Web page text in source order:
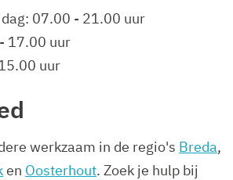
07.00 - 21.00 uur
17.00 uur
uur
werkzaam in de regio's Breda,
en Oosterhout. Zoek je hulp bij